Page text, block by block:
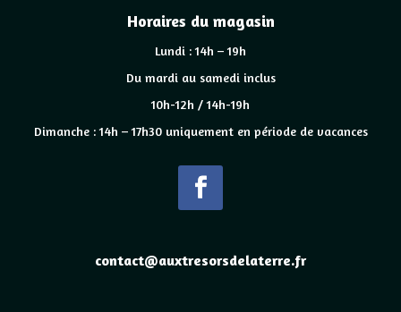
Horaires du magasin
Lundi : 14h – 19h
Du mardi au samedi inclus
10h-12h / 14h-19h
Dimanche : 14h – 17h30 uniquement en période de vacances
contact@auxtresorsdelaterre.fr